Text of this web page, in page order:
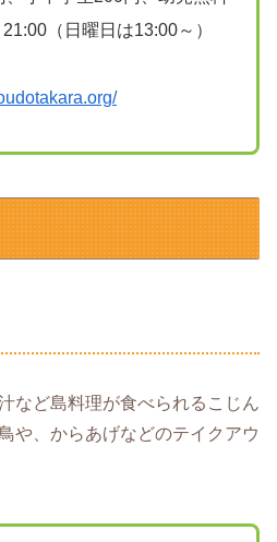
（日曜日は13:00～）
など島料理が食べられるこじん
や、からあげなどのテイクアウ